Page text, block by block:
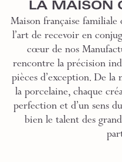
LA MAISON
Maison française
l’art de recevoir en
cœur de nos
rencontre la précision
pièces d’exception. De la
la porcelaine, chaque
perfection et d’un sens
bien le talent des